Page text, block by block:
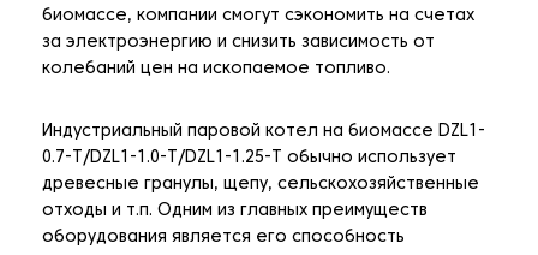
биомассе, компании смогут сэкономить на счетах
за электроэнергию и снизить зависимость от
колебаний цен на ископаемое топливо.
Индустриальный паровой котел на биомассе DZL1-
0.7-T/DZL1-1.0-T/DZL1-1.25-T обычно использует
древесные гранулы, щепу, сельскохозяйственные
отходы и т.п. Одним из главных преимуществ
оборудования является его способность